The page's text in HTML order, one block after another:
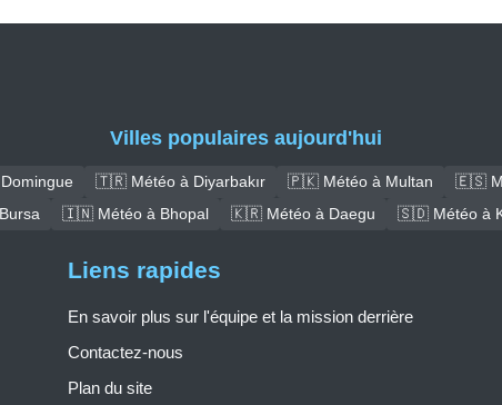
Villes populaires aujourd'hui
🇹🇷 Météo à Diyarbakır 🇵🇰 Météo à Multan 🇪🇸
🇮🇳 Météo à Bhopal 🇰🇷 Météo à Daegu 🇸🇩 Météo à
Liens rapides
En savoir plus sur l'équipe et la mission derrière
Contactez-nous
Plan du site